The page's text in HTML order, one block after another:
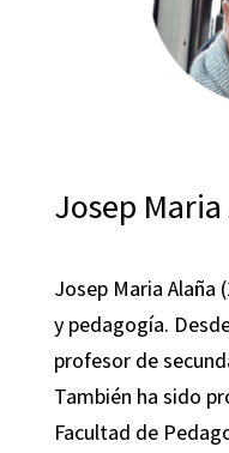
Josep
Josep Maria Alaña
y pedagogía.
profesor de
También ha sido
Facultad de